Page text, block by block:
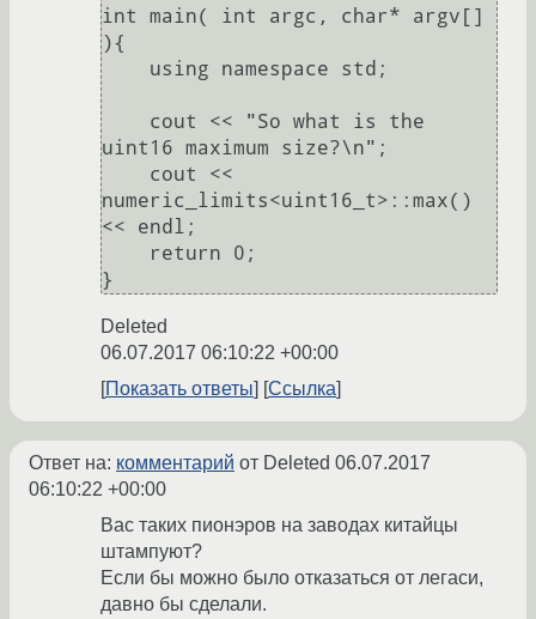
int main( int argc, char* argv[]
){
uint16 maximum size?\n";
numeric_limits<uint16_t>::max()
<< endl;
Deleted
06.07.2017 06:10:22 +00:00
Показать ответы
Ссылка
Ответ на: комментарий от Deleted 06.07.2017
06:10:22 +00:00
Вас таких пионэров на заводах китайцы
штампуют?
Если бы можно было отказаться от легаси,
давно бы сделали.